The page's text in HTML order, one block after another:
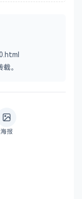
。
海报